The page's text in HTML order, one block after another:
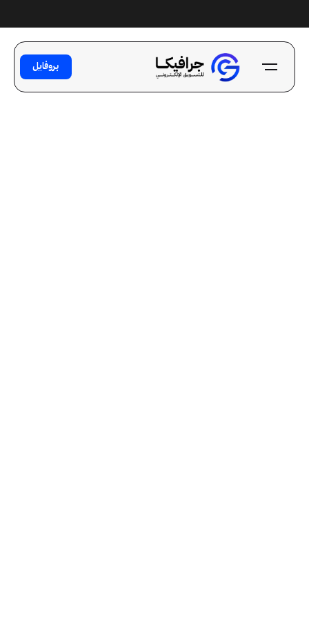
to
content
بروفايل